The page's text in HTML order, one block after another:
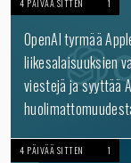
4 PÄIVÄÄ SITTEN 1
OpenAI tyrmää
liikesalaisuuksien
viestejä ja syyttää
4 PÄIVÄÄ SITTEN 1